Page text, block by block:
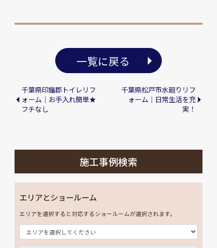
一覧に戻る
千葉県印旛郡トイレリフ
ォーム｜お手入れ簡単★
フチなし
千葉県松戸市水廻りリフ
ォーム｜日常生活を充
実！
施工事例検索
エリアとショールーム
エリアを選択すると対応するショールームが選択されます。